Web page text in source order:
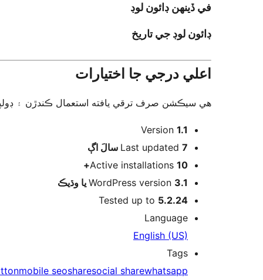
في ڏينهن ڊائون لوڊ
ڊائون لوڊ جي تاريخ
اعلي درجي جا اختيارات
هي سيڪشن صرف ترقي يافته استعمال ڪندڙن ۽
ميٽا Version 1.1
Last updated 7 سالَ
اڳ
Active installations 10+
WordPress version 3.1 يا وڌيڪ
Tested up to 5.2.24
Language
English (US)
Tags
mobile seosharesocial sharewhatsapp